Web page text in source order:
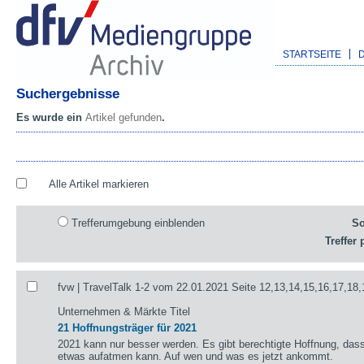
STARTSEITE
Suchergebnisse
Es wurde ein Artikel gefunden.
Alle Artikel markieren
Trefferumgebung einblenden
Treffer
fvw | TravelTalk 1-2 vom 22.01.2021 Seite
Unternehmen & Märkte Titel
21 Hoffnungsträger für 2021
2021 kann nur besser werden. Es gibt berechtigte Hoffnung,
etwas aufatmen kann. Auf wen und was es jetzt ankommt.